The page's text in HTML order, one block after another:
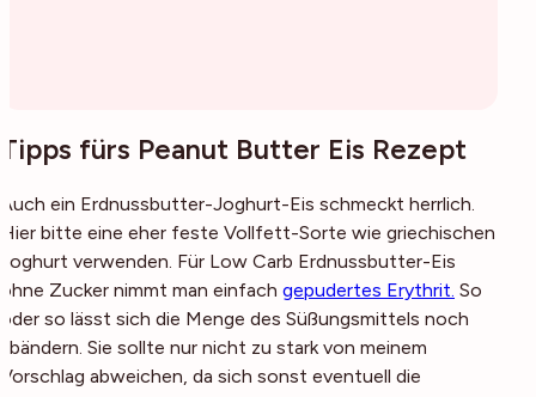
Tipps fürs Peanut Butter Eis Rezept
Auch ein Erdnussbutter-Joghurt-Eis schmeckt herrlich.
Hier bitte eine eher feste Vollfett-Sorte wie griechischen
Joghurt verwenden. Für Low Carb Erdnussbutter-Eis
ohne Zucker nimmt man einfach gepudertes Erythrit. So
oder so lässt sich die Menge des Süßungsmittels noch
abändern. Sie sollte nur nicht zu stark von meinem
Vorschlag abweichen, da sich sonst eventuell die